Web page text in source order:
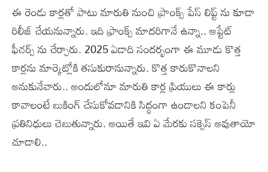
ఈ రెండు కార్లతో పాటు మారుతి నుంచి ప్రాంక్స్ పేస్ లిప్ట్ ను కూడా
రిలీజ్ చేయనున్నారు. ఇది ఫ్రాంక్స్ మాదరిగానే ఉన్నా.. అప్టేట్
ఫీచర్స్ ను చేర్చారు. 2025 ఏడాది సందర్భంగా ఈ మూడు కొత్త
కార్లను మార్కెట్లోకి తసుకురానున్నారు. కొత్త కారుకొనాలని
అనుకునేవారు.. అందులోనూ మారుతి కార్ల ప్రియులు ఈ కార్లు
కావాలంటే బుకింగ్ చేసుకోవడానికి సిద్ధంగా ఉండాలని కంపెనీ
ప్రతినిధులు చెబుతున్నారు. అయితే ఇవి ఏ మేరకు సక్సెస్ అవుతాయో
చూడాలి..